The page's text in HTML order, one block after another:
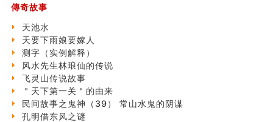
订婚就是定结婚日子吗
清朝慈禧太后命造 (名人八字淺析七）
玄空本义 (三)
飞灵山传说故事
命理解说：想请问什么时候能够遇到姻缘结婚？
商舖選址的風水講究 (下)
吉凶神跳上大运时的断法【四柱技巧】
家居常見風水形煞及化解方法 (一)
刘燮鈞讲人相 手纹与命运(一)
傳奇故事
天池水
天要下雨娘要嫁人
测字（实例解释）
风水先生林琅仙的传说
飞灵山传说故事
＂天下第一关＂的由来
民间故事之鬼神（39） 常山水鬼的阴谋
孔明借东风之谜